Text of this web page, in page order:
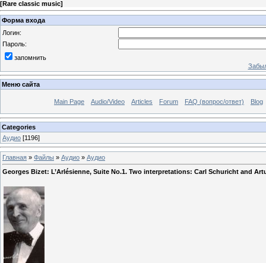
[Rare classic music]
Форма входа
Логин:
Пароль:
запомнить
Меню сайта
Main Page Audio/Video Articles Forum FAQ (вопрос/ответ) Blog
Categories
Аудио [1196]
Главная » Файлы » Аудио » Аудио
Georges Bizet: L’Arlésienne, Suite No.1. Two interpretations: Carl Schuricht and